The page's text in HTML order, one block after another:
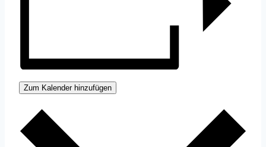
Zum Kalender hinzufügen